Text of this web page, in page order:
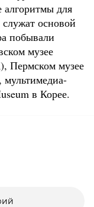
алгоритмы для
основой
побывали
музее
Пермском музее
мультимедиа-
в Корее.